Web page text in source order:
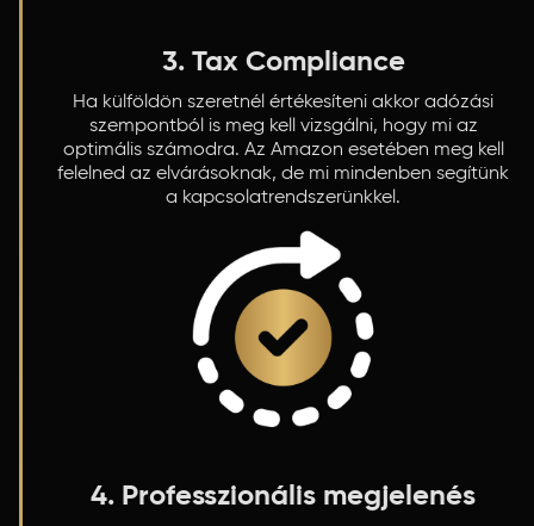
3. Tax Compliance
Ha külföldön szeretnél értékesíteni akkor adózási
szempontból is meg kell vizsgálni, hogy mi az
optimális számodra. Az Amazon esetében meg kell
felelned az elvárásoknak, de mi mindenben segítünk
a kapcsolatrendszerünkkel.
4. Professzionális megjelenés